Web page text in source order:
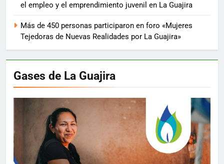
el empleo y el emprendimiento juvenil en La Guajira
Más de 450 personas participaron en foro «Mujeres
Tejedoras de Nuevas Realidades por La Guajira»
Gases de La Guajira